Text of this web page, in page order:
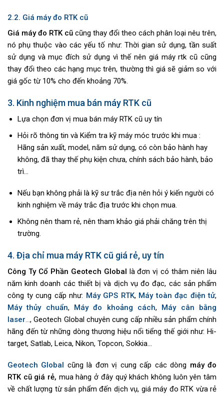
2.2. Giá máy đo RTK cũ
Giá máy đo RTK cũ cũng thay đổi theo cách phân loại nêu trên,
nó phụ thuộc vào các yếu tố như: Thời gian sử dụng, tần suất
sử dụng và mục đích sử dụng vì thế nên giá máy rtk cũ cũng
thay đổi theo các hạng mục trên, thường thì giá sẽ giảm so với
giá gốc từ 10% cho đến khoảng 70%.
3. Kinh nghiệm mua bán máy RTK cũ
Lựa chọn đơn vị mua bán máy RTK cũ uy tín
Hỏi rõ thông tin và Kiểm tra kỹ máy móc trước khi mua :
Hãng sản xuất, model, năm sử dụng, có còn bảo hành hay
không, đã thay thế phụ kiện chưa, chính sách bảo hành, bảo
trì…
Nếu bạn không phải là kỹ sư trắc địa nên hỏi ý kiến người có
kinh nghiệm về máy trắc địa trước khi chọn mua.
Không nên tham rẻ, nên tham khảo giá phải chăng trên thị
trường.
4. Địa chỉ mua máy RTK cũ giá rẻ, uy tín
Công Ty Cổ Phần Geotech Global là đơn vị có thâm niên lâu
năm kinh doanh các thiết bị và dịch vụ đo đạc, các sản phẩm
công ty cung cấp như: Máy GPS RTK, Máy toàn đạc điện tử,
Máy thủy chuẩn, Máy đo khoảng cách, Máy cân bằng
laser…, Geotech Global chuyên cung cấp nhiều sản phẩm chính
hãng đến từ những dòng thương hiệu nổi tiểng thế giới như: Hi-
target, Satlab, Leica, Nikon, Topcon, Sokkia…
Geotech Global cũng là đơn vị cung cấp các dòng máy đo
RTK cũ giá rẻ, mua hàng ở đây quý khách không luôn yên tâm
về chất lượng từ sản phẩm đến dịch vụ, giá máy đo RTK vừa rẻ